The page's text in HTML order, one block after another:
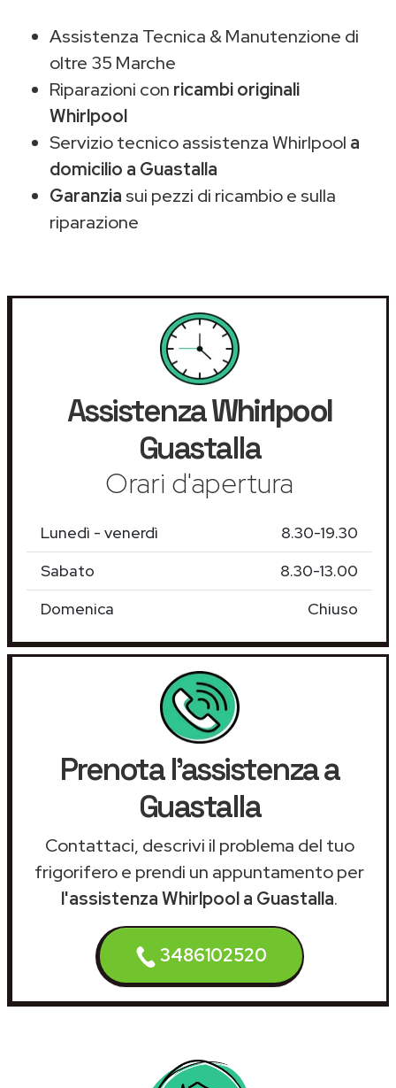
Assistenza Tecnica & Manutenzione di
oltre 35 Marche
Riparazioni con ricambi originali
Whirlpool
Servizio tecnico assistenza Whirlpool a
domicilio a Guastalla
Garanzia sui pezzi di ricambio e sulla
riparazione
AssistenzaWhirlpool
Guastalla
Orari d'apertura
Lunedì - venerdì
8.30-19.30
Sabato
8.30-13.00
Domenica
Chiuso
Prenota l'assistenza a
Guastalla
Contattaci, descrivi il problema del tuo
frigorifero e prendi un appuntamento per
l'assistenza Whirlpool a Guastalla.
3486102520